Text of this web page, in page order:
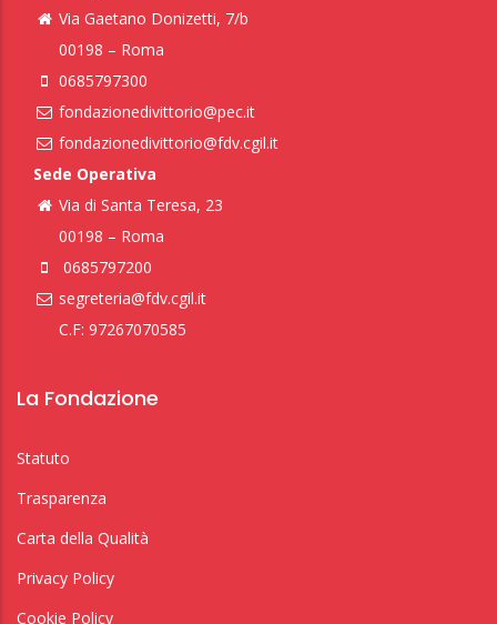
Via Gaetano Donizetti, 7/b
00198 – Roma
0685797300
fondazionedivittorio@pec.it
fondazionedivittorio@fdv.cgil.it
Sede Operativa
Via di Santa Teresa, 23
00198 – Roma
0685797200
segreteria@fdv.cgil.it
C.F: 97267070585
La Fondazione
Statuto
Trasparenza
Carta della Qualità
Privacy Policy
Cookie Policy